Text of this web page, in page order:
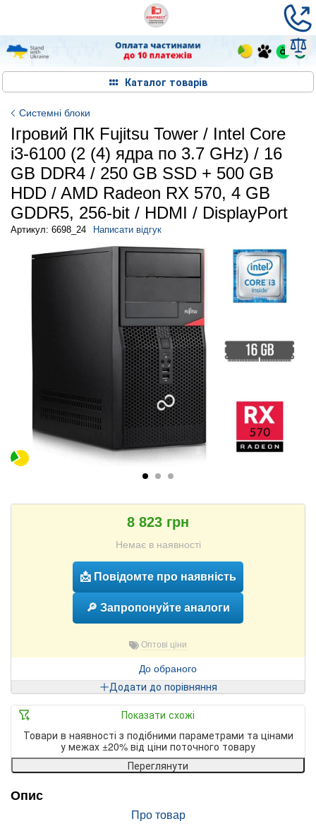
Каталог товарів
Системні блоки
Ігровий ПК Fujitsu Tower / Intel Core
i3-6100 (2 (4) ядра по 3.7 GHz) / 16
GB DDR4 / 250 GB SSD + 500 GB
HDD / AMD Radeon RX 570, 4 GB
GDDR5, 256-bit / HDMI / DisplayPort
Артикул: 6698_24 Написати відгук
8 823 грн
Немає в наявності
📩 Повідомте про наявність
🔎 Запропонуйте аналоги
Оптові ціни
До обраного
Додати до порівняння
Показати схожі
Товари в наявності з подібними параметрами та цінами
у межах ±20% від ціни поточного товару
Переглянути
Опис
Про товар